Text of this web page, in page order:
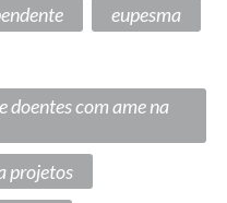
eupesma
doentes com ame na
projetos